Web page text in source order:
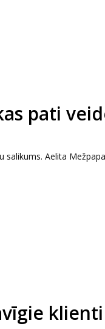
pati
salikums. Aelita
klienti